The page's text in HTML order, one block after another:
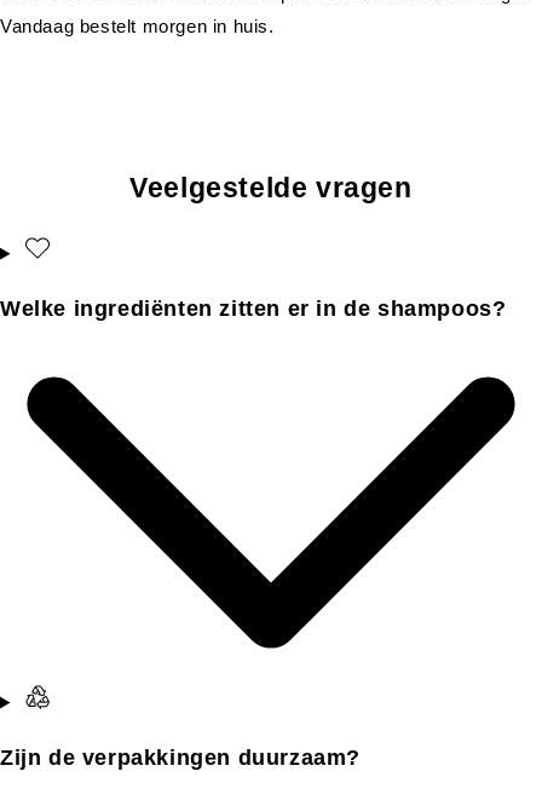
Veelgestelde vragen
Welke ingrediënten zitten er in de shampoos?
Zijn de verpakkingen duurzaam?